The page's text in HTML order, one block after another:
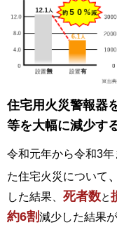
住宅用火災警報器
等を大幅に減少す
令和元年から令和3
た住宅火災について 、
した結果、 死者数と
約6割減少した結果